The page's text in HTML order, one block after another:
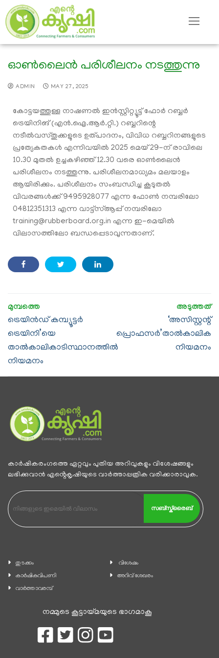
ഓൺലൈൻ പരിശീലനം നടത്തുന്നു
ADMIN MAY 27, 2025
കോട്ടയത്തുള്ള നാഷണൽ ഇൻസ്റ്റിറ്റ്യൂട്ട് ഫോർ റബ്ബർ
ട്രെയിനിങ് (എൻ.ഐ.ആർ.റ്റി.) റബ്ബറിന്റെ
നടീൽവസ്തുക്കളുടെ ഉത്പാദനം, വിവിധ റബ്ബറിനങ്ങളുടെ
പ്രത്യേകതകൾ എന്നിവയിൽ 2025 മെയ് 29-ന് രാവിലെ
10.30 മുതൽ ഉച്ചകഴിഞ്ഞ് 12.30 വരെ ഓൺലൈൻ
പരിശീലനം നടത്തുന്നു. പരിശീലനമാധ്യമം മലയാളം
ആയിരിക്കും. പരിശീലനം സംബന്ധിച്ച കൂടുതൽ
വിവരങ്ങൾക്ക് 9495928077 എന്ന ഫോൺ നമ്പരിലോ
04812351313 എന്ന വാട്ട്സ്ആപ്പ് നമ്പരിലോ
training@rubberboard.org.in എന്ന ഇ-മെയിൽ
വിലാസത്തിലോ ബന്ധപ്പെടാവുന്നതാണ്.
ട്രെയിൻഡ് കമ്പ്യൂട്ടർ
ട്രെയിനി’യെ
താൽകാലികാടിസ്ഥാനത്തിൽ
നിയമനം
‘അസിസ്റ്റന്റ്
പ്രൊഫസർ’താൽകാലിക
നിയമനം
കാര്‍ഷികരംഗത്തെ ഏറ്റവും പുതിയ അറിവുകളും വിശേഷങ്ങളും
ലഭിക്കുവാന്‍ എൻ്റെകൃഷിയുടെ വാര്‍ത്താപ്പത്രിക വരിക്കാരാവുക.
സബ്സ്ക്രൈബ്
തുടക്കം
കാ‍ർഷികവിപണി
വാര്‍ത്താവരമ്പ്
വിശേഷം
അറിവ് ശേഖരം
നമ്മുടെ കൂട്ടായ്മയുടെ ഭാഗമാകൂ